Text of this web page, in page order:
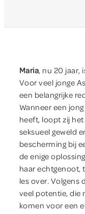
Maria, nu 20 jaar,
Voor veel jonge
een belangrijke
Wanneer een
heeft, loopt zij
seksueel geweld
bescherming bij
de enige
haar echtgenoot,
les over. Volgens
veel potentie, die
komen voor een